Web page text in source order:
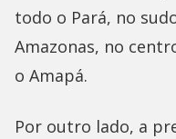
todo o Pará, no
Amazonas, no
o Amapá.
Por outro lado, a